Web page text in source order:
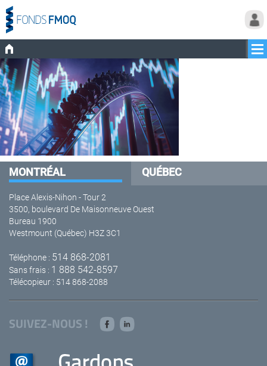
MONTRÉAL QUÉBEC
Place Alexis-Nihon - Tour 2
3500, boulevard De Maisonneuve Ouest
Bureau 1900
Westmount (Québec) H3Z 3C1
Téléphone : 514 868-2081
Sans frais : 1 888 542-8597
Télécopieur : 514 868-2088
SUIVEZ-NOUS !